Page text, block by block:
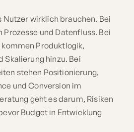
Nutzer wirklich brauchen. Bei
Prozesse und Datenfluss. Bei
Produktlogik,
Skalierung hinzu. Bei
stehen Positionierung,
und Conversion im
geht es darum, Risiken
Budget in Entwicklung